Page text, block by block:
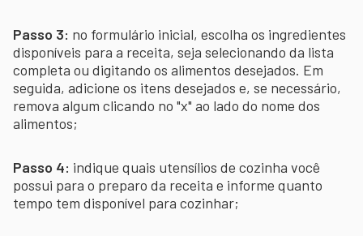
Passo 3: no formulário inicial, escolha os ingredientes
disponíveis para a receita, seja selecionando da lista
completa ou digitando os alimentos desejados. Em
seguida, adicione os itens desejados e, se necessário,
remova algum clicando no "x" ao lado do nome dos
alimentos;
Passo 4: indique quais utensílios de cozinha você
possui para o preparo da receita e informe quanto
tempo tem disponível para cozinhar;